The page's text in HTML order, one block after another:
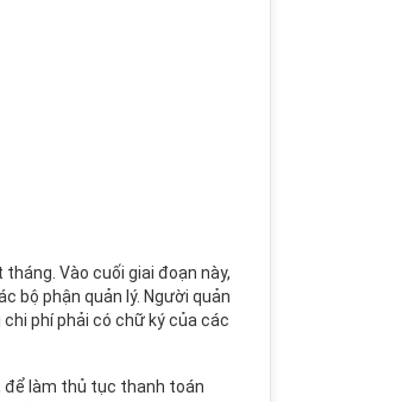
Vào cuối giai đoạn này,
bộ phận quản lý. Người quản
phí phải có chữ ký của các
để làm thủ tục thanh toán